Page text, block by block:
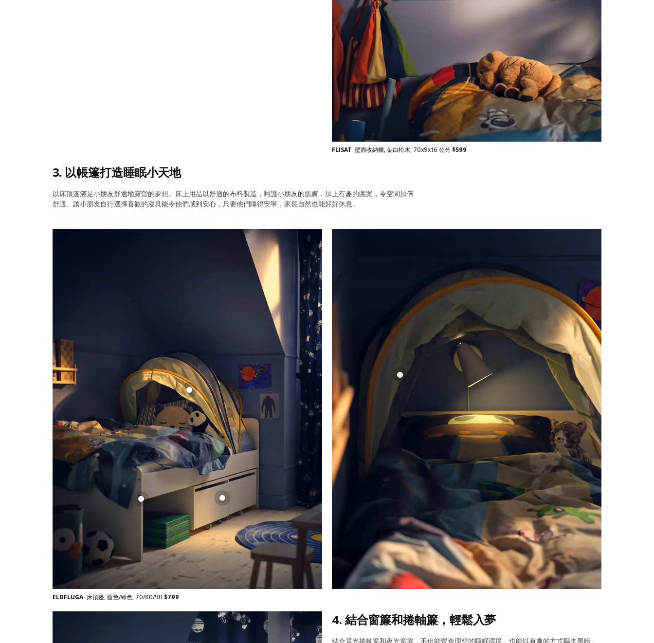
FLISAT 壁面收納櫃, 染白松木, 70x9x16 公分 $599
3. 以帳篷打造睡眠小天地
以床頂篷滿足小朋友舒適地露營的夢想。床上用品以舒適的布料製造，呵護小朋友的肌膚，加上有趣的圖案，令空間加倍
舒適。讓小朋友自行選擇喜歡的寢具能令他們感到安心，只要他們睡得安寧，家長自然也能好好休息。
ELDFLUGA 床頂篷, 藍色/綠色, 70/80/90 $799
4. 結合窗簾和捲軸簾，輕鬆入夢
結合遮光捲軸窗和夜光窗簾，不但能營造理想的睡眠環境，也能以有趣的方式驅走黑暗。